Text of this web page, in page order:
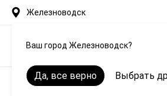
Железноводск
Ваш город Железноводск?
Да, все верно Выбрать